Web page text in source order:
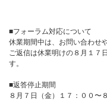
■フォーラム対応について
休業期間中は、お問い合わせ
ご返信は休業明けの８月１７
す。
■返答停止期間
８月７日（金）１７：００〜